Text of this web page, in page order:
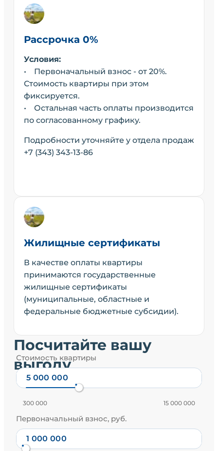
Рассрочка 0%
Условия:
• Первоначальный взнос - от 20%.
Стоимость квартиры при этом
фиксируется.
• Остальная часть оплаты производится
по согласованному графику.
Подробности уточняйте у отдела продаж
+7 (343) 343-13-86
Жилищные сертификаты
В качестве оплаты квартиры
принимаются государственные
жилищные сертификаты
(муниципальные, областные и
федеральные бюджетные субсидии).
Посчитайте вашу
выгоду
Стоимость квартиры
300 000 15 000 000
Первоначальный взнос, руб.